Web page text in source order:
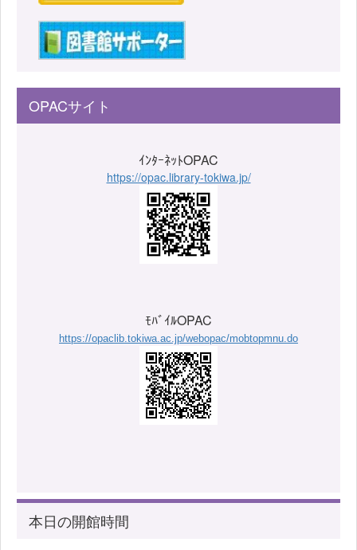
OPACサイト
ｲﾝﾀｰﾈｯﾄOPAC
https://opac.library-tokiwa.jp/
ﾓﾊﾞｲﾙOPAC
https://opaclib.tokiwa.ac.jp/webopac/mobtopmnu.do
本日の開館時間